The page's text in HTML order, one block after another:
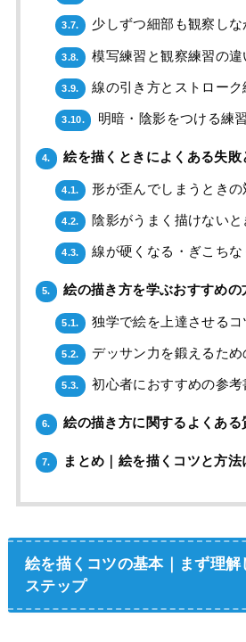
3.7. 少しずつ細部も観察しな
3.8. 模写練習と観察練習の違
3.9. 線の引き方とストロー
3.10. 明暗・陰影をつける練
4. 絵を描くときによくある失敗
4.1. 形が歪んでしまうときの
4.2. 陰影がうまく描けない
4.3. 線が硬くなる・ぎこちな
5. 絵の描き方を学ぶおすすめの
5.1. 独学で絵を上達させるコ
5.2. デッサン力を鍛えるため
5.3. 初心者におすすめの参考
6. 絵の描き方に関するよくある
7. まとめ｜絵を描くコツと方法
絵を描くコツの基本｜まず理
ステップ